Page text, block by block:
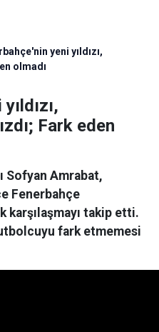
yeni yıldızı,
olmadı
Fark eden
Sofyan Amrabat,
Fenerbahçe
karşılaşmayı takip etti.
fark etmemesi